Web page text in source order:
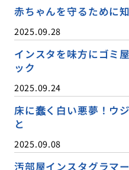
赤ちゃんを守るために
2025.09.28
インスタを味方にゴミ
ック
2025.09.24
床に蠢く白い悪夢！ウ
と
2025.09.08
汚部屋インスタグラマ